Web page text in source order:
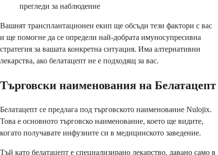
прегледи за наблюдение
Вашият трансплантационен екип ще обсъди тези фактори с вас
и ще помогне да се определи най-добрата имуносупресивна
стратегия за вашата конкретна ситуация. Има алтернативни
лекарства, ако белатацепт не е подходящ за вас.
Търговски наименования на Белатацепт
Белатацепт се предлага под търговското наименование Nulojix.
Това е основното търговско наименование, което ще видите,
когато получавате инфузиите си в медицинското заведение.
Тъй като белатацепт е специализирано лекарство, давано само в